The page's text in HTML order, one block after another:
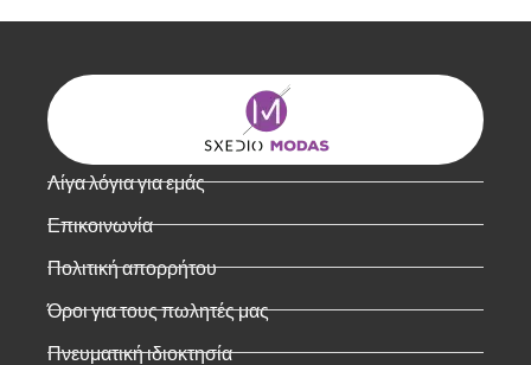
Λίγα λόγια για εμάς
Επικοινωνία
Πολιτική απορρήτου
Όροι για τους πωλητές μας
Πνευματική ιδιοκτησία